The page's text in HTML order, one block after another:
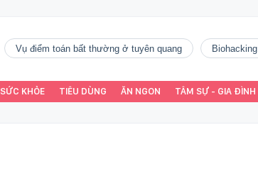
vụ điểm toán bất thường ở tuyên quang Biohacking
SỨC KHỎE TIÊU DÙNG ĂN NGON TÂM SỰ - GIA ĐÌNH